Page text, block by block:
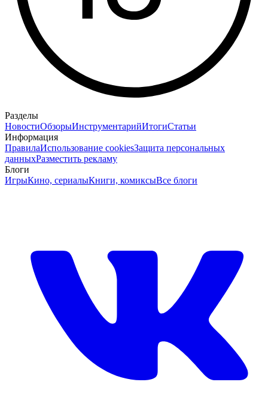
Разделы
НовостиОбзорыИнструментарийИтогиСтатьи
Информация
ПравилаИспользование cookiesЗащита персональных
данныхРазместить рекламу
Блоги
ИгрыКино, сериалыКниги, комиксыВсе блоги